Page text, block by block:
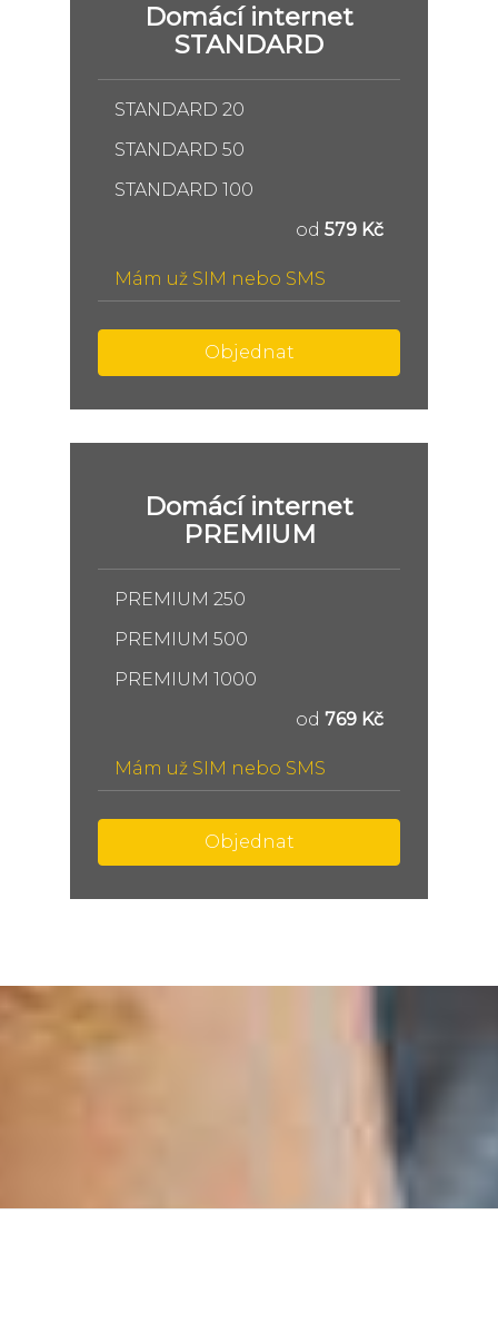
Domácí internet
STANDARD
STANDARD 20
STANDARD 50
STANDARD 100
od 579 Kč
Mám už SIM nebo SMS
Objednat
Domácí internet
PREMIUM
PREMIUM 250
PREMIUM 500
PREMIUM 1000
od 769 Kč
Mám už SIM nebo SMS
Objednat